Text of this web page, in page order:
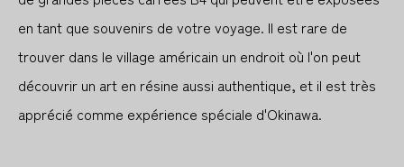
en tant que souvenirs de votre voyage. Il est rare de
trouver dans le village américain un endroit où l'on peut
découvrir un art en résine aussi authentique, et il est très
apprécié comme expérience spéciale d'Okinawa.